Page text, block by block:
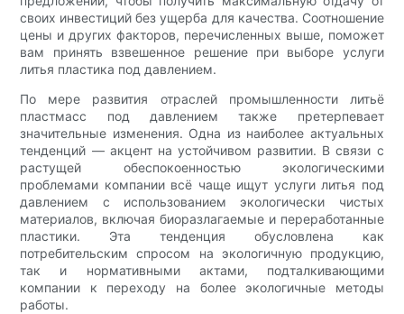
своих инвестиций без ущерба для качества. Соотношение
цены и других факторов, перечисленных выше, поможет
вам принять взвешенное решение при выборе услуги
литья пластика под давлением.
По мере развития отраслей промышленности литьё
пластмасс под давлением также претерпевает
значительные изменения. Одна из наиболее актуальных
тенденций — акцент на устойчивом развитии. В связи с
растущей обеспокоенностью экологическими
проблемами компании всё чаще ищут услуги литья под
давлением с использованием экологически чистых
материалов, включая биоразлагаемые и переработанные
пластики. Эта тенденция обусловлена ​​как
потребительским спросом на экологичную продукцию,
так и нормативными актами, подталкивающими
компании к переходу на более экологичные методы
работы.